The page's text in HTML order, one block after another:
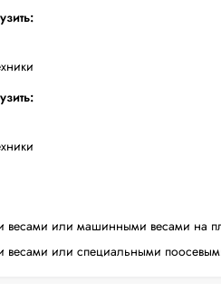
весами или машинными весами на
весами или специальными